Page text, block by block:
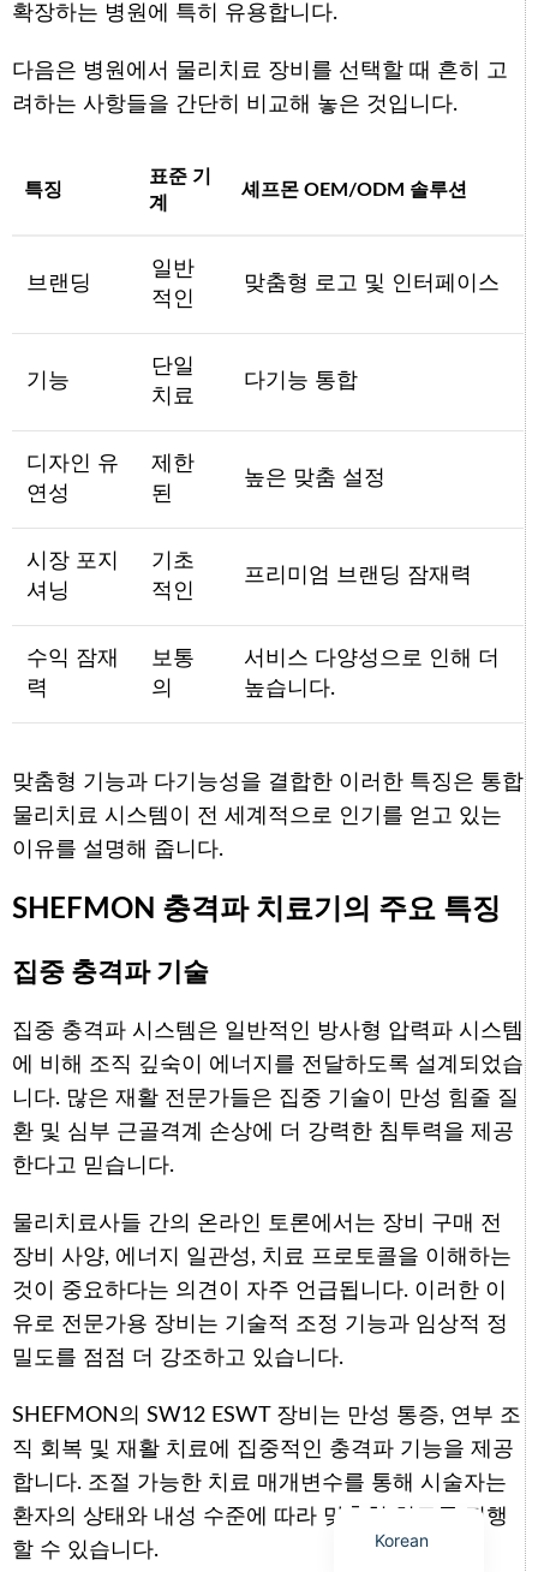
확장하는 병원에 특히 유용합니다.
다음은 병원에서 물리치료 장비를 선택할 때 흔히 고
려하는 사항들을 간단히 비교해 놓은 것입니다.
특징
표준 기
계
셰프몬 OEM/ODM 솔루션
브랜딩
일반
적인
맞춤형 로고 및 인터페이스
기능
단일
치료
다기능 통합
디자인 유
연성
제한
된
높은 맞춤 설정
시장 포지
셔닝
기초
적인
프리미엄 브랜딩 잠재력
수익 잠재
력
보통
의
서비스 다양성으로 인해 더
높습니다.
맞춤형 기능과 다기능성을 결합한 이러한 특징은 통합
물리치료 시스템이 전 세계적으로 인기를 얻고 있는
이유를 설명해 줍니다.
SHEFMON 충격파 치료기의 주요 특징
집중 충격파 기술
집중 충격파 시스템은 일반적인 방사형 압력파 시스템
에 비해 조직 깊숙이 에너지를 전달하도록 설계되었습
니다. 많은 재활 전문가들은 집중 기술이 만성 힘줄 질
환 및 심부 근골격계 손상에 더 강력한 침투력을 제공
한다고 믿습니다.
물리치료사들 간의 온라인 토론에서는 장비 구매 전
장비 사양, 에너지 일관성, 치료 프로토콜을 이해하는
것이 중요하다는 의견이 자주 언급됩니다. 이러한 이
유로 전문가용 장비는 기술적 조정 기능과 임상적 정
밀도를 점점 더 강조하고 있습니다.
SHEFMON의 SW12 ESWT 장비는 만성 통증, 연부 조
직 회복 및 재활 치료에 집중적인 충격파 기능을 제공
합니다. 조절 가능한 치료 매개변수를 통해 시술자는
환자의 상태와 내성 수준에 따라 맞춤형 치료를 진행
할 수 있습니다.
Korean
Spanish
French
Japanese
German
Italian